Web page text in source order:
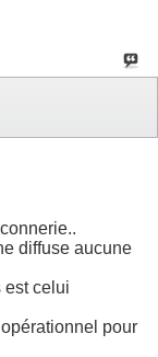
diffuse aucune
est celui
pour